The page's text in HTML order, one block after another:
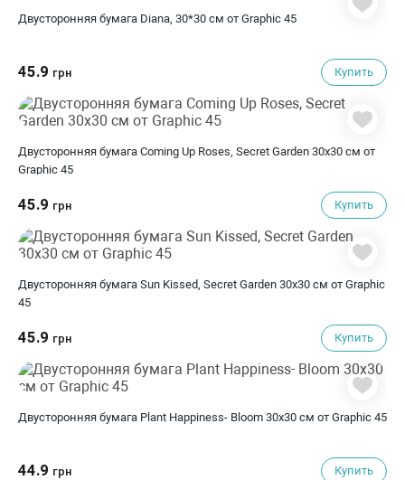
Двусторонняя бумага Diana, 30*30 см от Graphic 45
45.9 грн Купить
Двусторонняя бумага Coming Up Roses, Secret Garden 30х30 см от
Graphic 45
45.9 грн Купить
Двусторонняя бумага Sun Kissed, Secret Garden 30х30 см от Graphic
45
45.9 грн Купить
Двусторонняя бумага Plant Happiness- Bloom 30x30 см от Graphic 45
44.9 грн Купить